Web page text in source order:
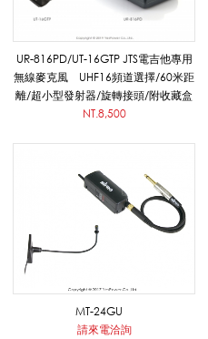
UR-816PD/UT-16GTP JTS電吉他專用
無線麥克風 UHF16頻道選擇/60米距
離/超小型發射器/旋轉接頭/附收藏盒
NT.8,500
MT-24GU
請來電洽詢